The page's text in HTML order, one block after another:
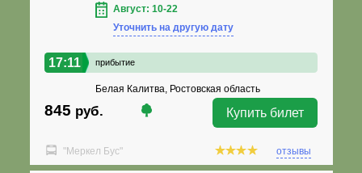
Август: 10-22
Уточнить на другую дату
17:11 прибытие
Белая Калитва, Ростовская область
845 руб. Купить билет
"Меркел Бус" отзывы